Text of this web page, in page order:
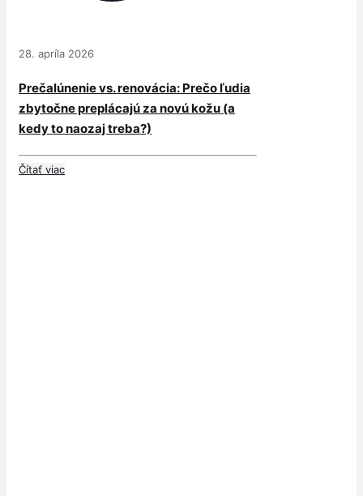
28. apríla 2026
Prečalúnenie vs. renovácia: Prečo ľudia
zbytočne preplácajú za novú kožu (a
kedy to naozaj treba?)
Čítať viac